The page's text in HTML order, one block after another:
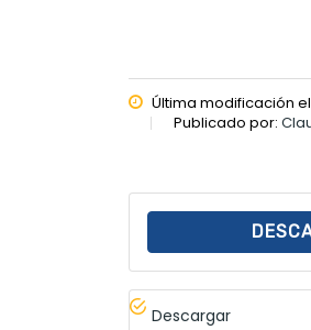
Última modificación
Publicado por:
Descargar